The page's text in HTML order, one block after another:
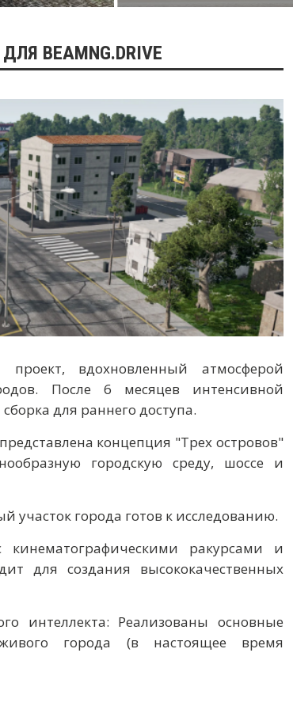
BEAMNG.DRIVE
вдохновленный атмосферой
После 6 месяцев интенсивной
для раннего доступа.
концепция "Трех островов"
городскую среду, шоссе и
участок города готов к исследованию.
ракурсами и
для создания высококачественных
интеллекта: Реализованы основные
города (в настоящее время